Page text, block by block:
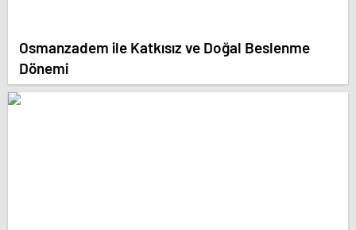
Osmanzadem ile Katkısız ve Doğal Beslenme
Dönemi